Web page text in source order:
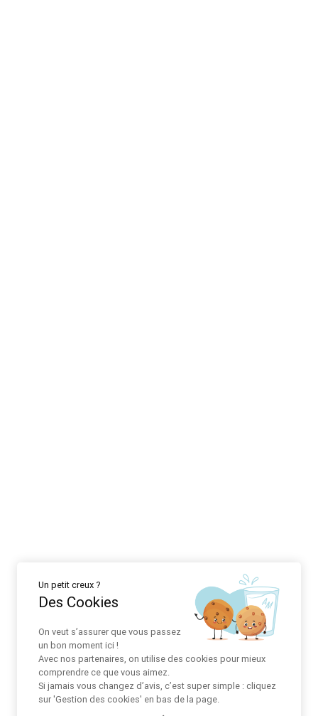
Un petit creux ?
Des Cookies
On veut s’assurer que vous passez
un bon moment ici !
Avec nos partenaires, on utilise des cookies pour mieux
comprendre ce que vous aimez.
Si jamais vous changez d’avis, c’est super simple : cliquez
sur 'Gestion des cookies' en bas de la page.